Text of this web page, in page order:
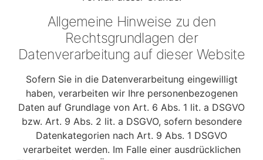
Allgemeine Hinweise zu den
Rechtsgrundlagen der
Datenverarbeitung auf dieser Website
Sofern Sie in die Datenverarbeitung eingewilligt
haben, verarbeiten wir Ihre personenbezogenen
Daten auf Grundlage von Art. 6 Abs. 1 lit. a DSGVO
bzw. Art. 9 Abs. 2 lit. a DSGVO, sofern besondere
Datenkategorien nach Art. 9 Abs. 1 DSGVO
verarbeitet werden. Im Falle einer ausdrücklichen